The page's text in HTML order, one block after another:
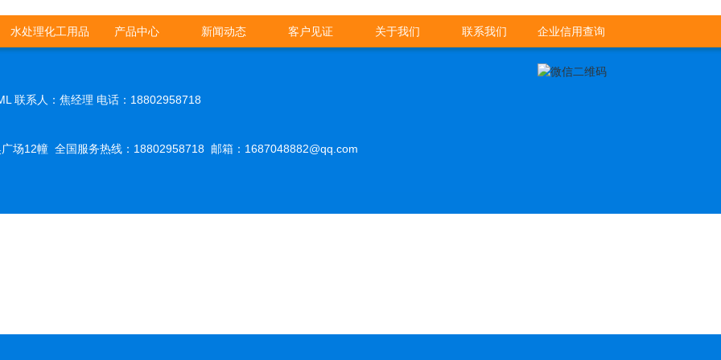
水处理化工用品 产品中心 新闻动态 客户见证 关于我们 联系我们 企业信用查询
联系人：焦经理 电话：18802958718
场12幢 全国服务热线：18802958718 邮箱：1687048882@qq.com